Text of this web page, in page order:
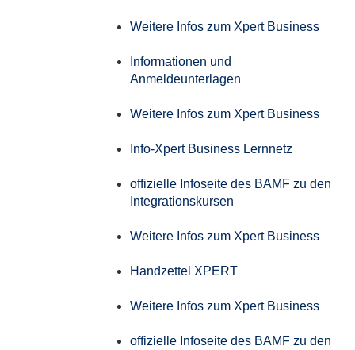
Weitere Infos zum Xpert Business
Informationen und
Anmeldeunterlagen
Weitere Infos zum Xpert Business
Info-Xpert Business Lernnetz
offizielle Infoseite des BAMF zu den
Integrationskursen
Weitere Infos zum Xpert Business
Handzettel XPERT
Weitere Infos zum Xpert Business
offizielle Infoseite des BAMF zu den